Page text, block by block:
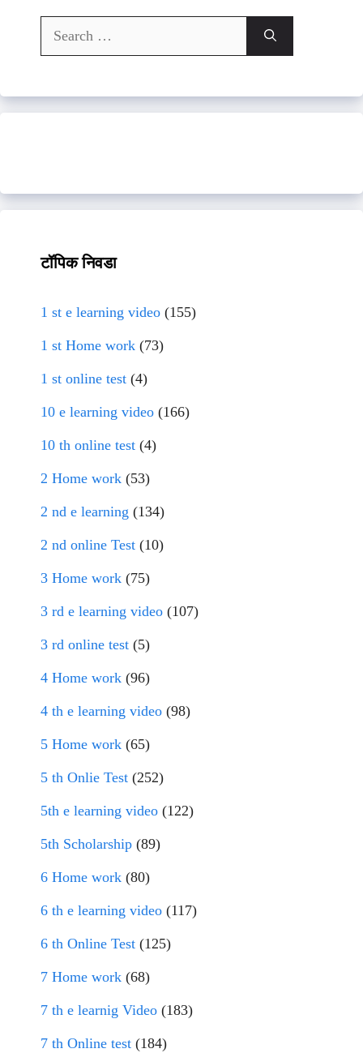
Search
for:
टॉपिक निवडा
1 st e learning video (155)
1 st Home work (73)
1 st online test (4)
10 e learning video (166)
10 th online test (4)
2 Home work (53)
2 nd e learning (134)
2 nd online Test (10)
3 Home work (75)
3 rd e learning video (107)
3 rd online test (5)
4 Home work (96)
4 th e learning video (98)
5 Home work (65)
5 th Onlie Test (252)
5th e learning video (122)
5th Scholarship (89)
6 Home work (80)
6 th e learning video (117)
6 th Online Test (125)
7 Home work (68)
7 th e learnig Video (183)
7 th Online test (184)